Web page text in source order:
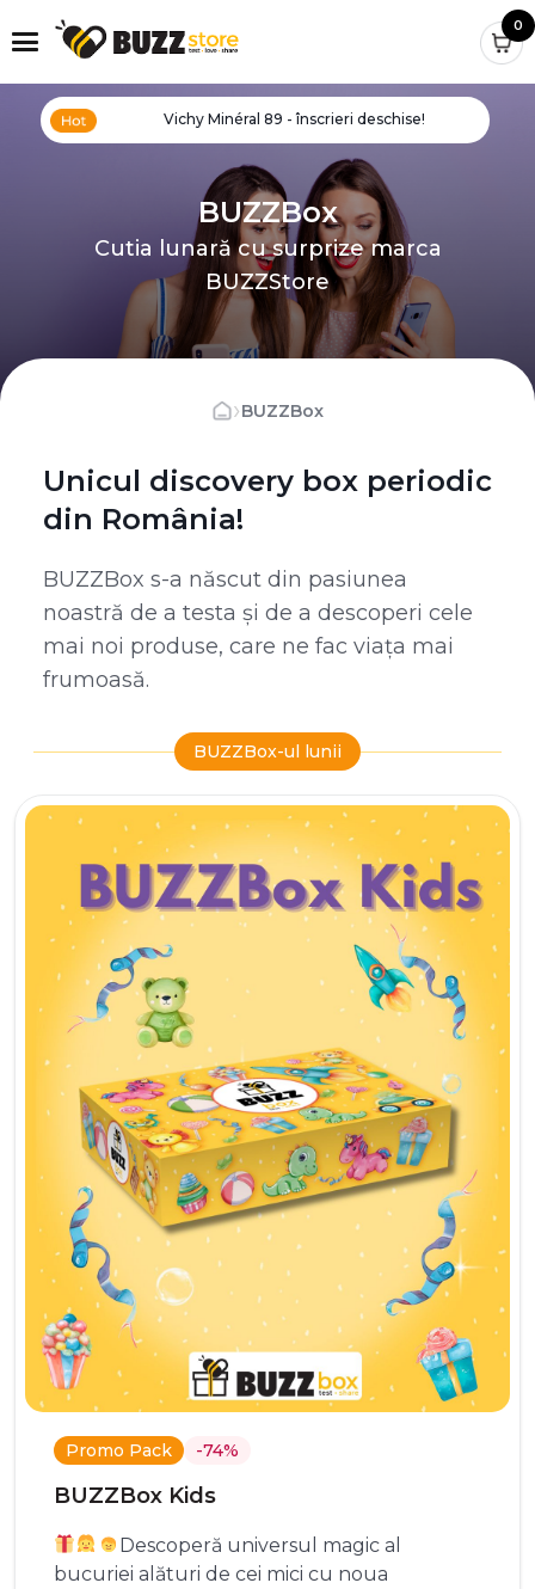
0
Vichy Minéral 89 - înscrieri deschise!
BUZZBox
Cutia lunară cu surprize marca
BUZZStore
›BUZZBox
Unicul discovery box periodic
din România!
BUZZBox s-a născut din pasiunea
noastră de a testa și de a descoperi cele
mai noi produse, care ne fac viața mai
frumoasă.
BUZZBox-ul lunii
Promo Pack -74%
BUZZBox Kids
Descoperă universul magic al
bucuriei alături de cei mici cu noua